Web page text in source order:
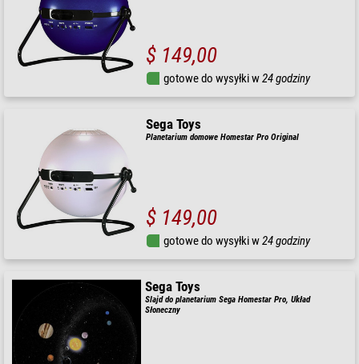
$ 149,00
gotowe do wysyłki w24 godziny
Sega Toys
Planetarium domowe Homestar Pro Original
$ 149,00
gotowe do wysyłki w24 godziny
Sega Toys
Slajd do planetarium Sega Homestar Pro, Układ
Słoneczny